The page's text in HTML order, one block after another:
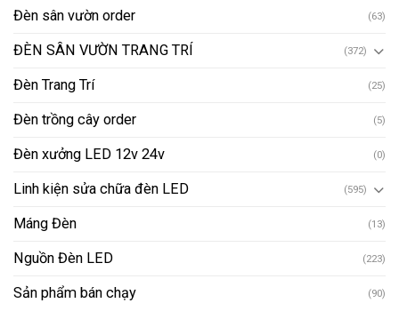
Đèn sân vườn order (63)
ĐÈN SÂN VƯỜN TRANG TRÍ (372)
Đèn Trang Trí (25)
Đèn trồng cây order (5)
Đèn xưởng LED 12v 24v (0)
Linh kiện sửa chữa đèn LED (595)
Máng Đèn (13)
Nguồn Đèn LED (223)
Sản phẩm bán chạy (90)